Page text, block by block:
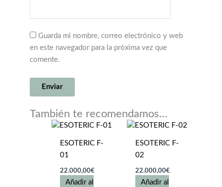
Guarda mi nombre, correo electrónico y web
en este navegador para la próxima vez que
comente.
También te recomendamos…
ESOTERIC F-
01
22.000,00€
Añadir al
ESOTERIC F-
02
22.000,00€
Añadir al